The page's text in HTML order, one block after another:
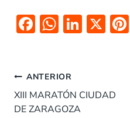
F
b
o
W
s
A
Li
dI
X
Navegación
de
entradas
ANTERIOR
XIII MARATÓN CIUDAD
DE ZARAGOZA